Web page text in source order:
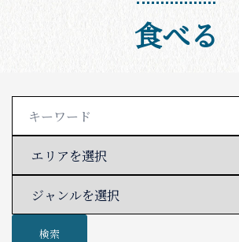
団体予約
教育/研修旅行
観る・遊ぶ
体験・ツアー
食べる
食べる
検索